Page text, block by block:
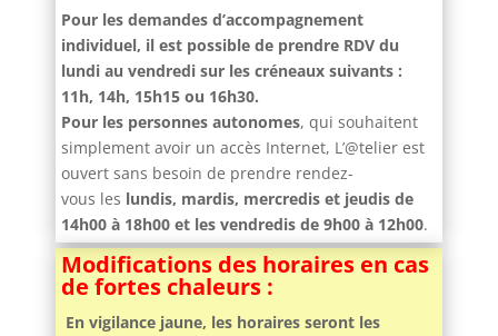
Pour les demandes d’accompagnement
individuel, il est possible de prendre RDV du
lundi au vendredi sur les créneaux suivants :
11h, 14h, 15h15 ou 16h30.
Pour les personnes autonomes, qui souhaitent
simplement avoir un accès Internet, L’@telier est
ouvert sans besoin de prendre rendez-
vous les lundis, mardis, mercredis et jeudis de
14h00 à 18h00 et les vendredisde 9h00 à 12h00.
Modifications des horaires en cas
de fortes chaleurs :
En vigilance jaune, les horaires seront les